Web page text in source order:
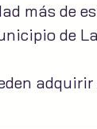
más de
de
adquirir